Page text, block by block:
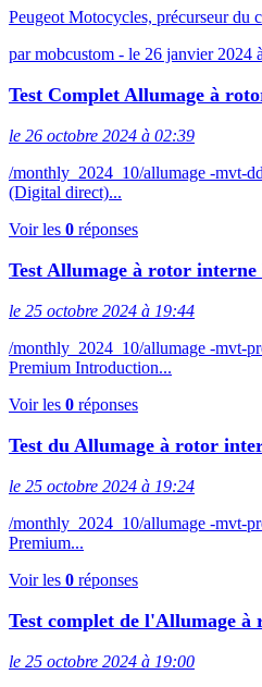
Peugeot Motocycles, précurseur du
parmobcustom - le 26 janvier 2024
Test Complet Allumage à
le 26 octobre 2024 à 02:39
/monthly_2024_10/allumage -mvt-
(Digital direct)...
Voir les 0 réponses
Test Allumage à rotor
le 25 octobre 2024 à 19:44
/monthly_2024_10/allumage -mvt-
Premium Introduction...
Voir les 0 réponses
Test du Allumage à rotor
le 25 octobre 2024 à 19:24
/monthly_2024_10/allumage -mvt-
Premium...
Voir les 0 réponses
Test complet de l'Allumage
le 25 octobre 2024 à 19:00